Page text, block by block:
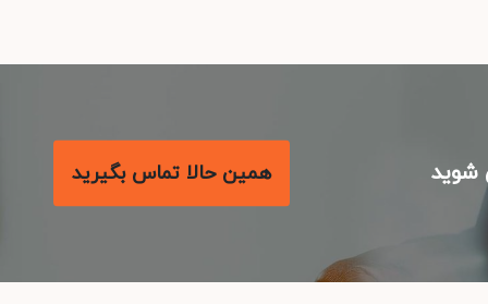
همین حالا تماس بگیرید